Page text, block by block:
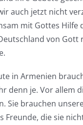
auch jetzt nicht
mit Gottes Hilfe
von Gott
in Armenien
denn je. Vor allem
Sie brauchen
Freunde, die sie